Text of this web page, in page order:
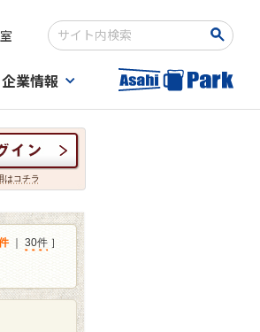
検索キーワード入力
企業情報
はコチラ
｜ 30件 ］